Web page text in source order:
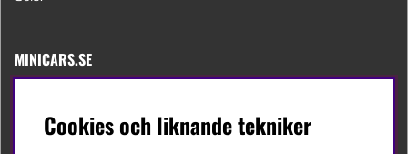
MINICARS.SE
Cookies och liknande tekniker